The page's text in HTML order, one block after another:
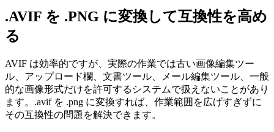
.AVIF を .PNG に変換して互換性を高め
る
AVIF は効率的ですが、実際の作業では古い画像編集ツー
ル、アップロード欄、文書ツール、メール編集ツール、一般
的な画像形式だけを許可するシステムで扱えないことがあり
ます。.avif を .png に変換すれば、作業範囲を広げすぎずに
その互換性の問題を解決できます。